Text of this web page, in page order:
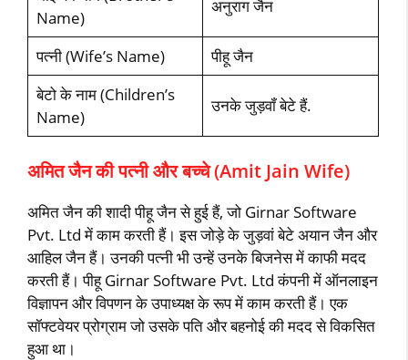
Name)
अनुराग जैन
पत्‍नी (Wife’s Name)
पीहू जैन
बेटो के नाम (Children’s
Name)
उनके जुड़वॉं बेटे हैं.
अमित जैन की पत्‍नी और बच्‍चे (Amit Jain Wife)
अमित जैन की शादी पीहू जैन से हुई हैं, जो Girnar Software
Pvt. Ltd में काम करती हैं। इस जोड़े के जुड़वां बेटे अयान जैन और
आहिल जैन हैं। उनकी पत्‍नी भी उन्‍हें उनके बिजनेस में काफी मदद
करती हैं। पीहू Girnar Software Pvt. Ltd कंपनी में ऑनलाइन
विज्ञापन और विपणन के उपाध्‍यक्ष के रूप में काम करती हैं। एक
सॉफ्टवेयर प्रोग्राम जो उसके पति और बहनोई की मदद से विकसित
हुआ था।